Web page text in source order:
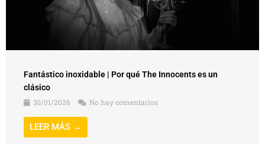
Fantástico inoxidable | Por qué The Innocents es un
clásico
30/01/2026
No hay comentarios
LEER MÁS →